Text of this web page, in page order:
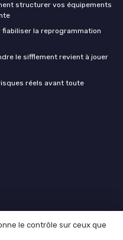
structurer vos équipements
la reprogrammation
le sifflement revient à jouer
réels avant toute
le contrôle sur ceux que